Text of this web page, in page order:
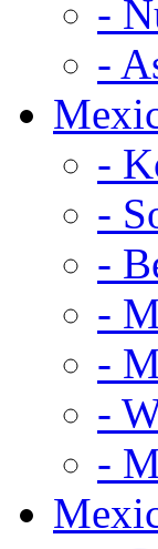
-
-
-
-
-
-
-
-
-